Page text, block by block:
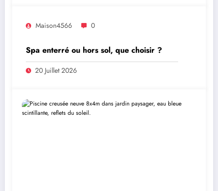
Maison4566 0
Spa enterré ou hors sol, que choisir ?
20 Juillet 2026